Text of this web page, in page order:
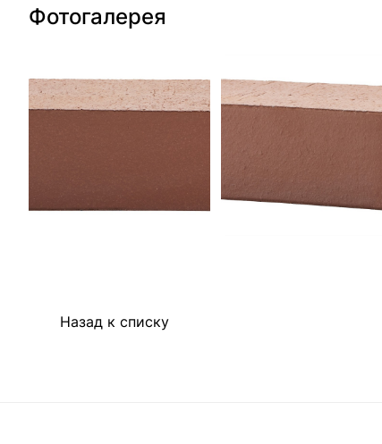
Фотогалерея
Назад к списку